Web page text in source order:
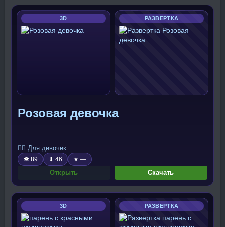
3D РАЗВЕРТКА
Розовая девочка
🧍‍♀️ Для девочек
👁 89 ⬇ 46 ★ —
Открыть Скачать
3D РАЗВЕРТКА